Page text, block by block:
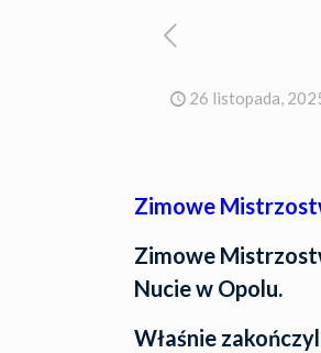
26 listopada,
Zimowe
Zimowe
Nucie w Opolu.
Właśnie